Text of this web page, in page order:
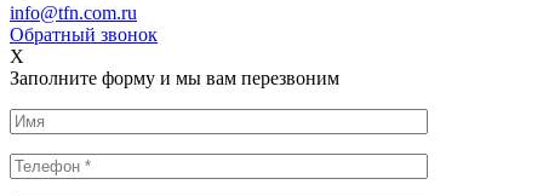
info@tfn.com.ru
Обратный звонок
X
Заполните форму и мы вам перезвоним